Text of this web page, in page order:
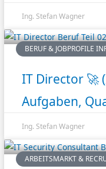
Ing. Stefan Wagner
BERUF & JOBPROFILE
IT Director 🚀
Aufgaben,
Ing. Stefan Wagner
ARBEITSMARKT &